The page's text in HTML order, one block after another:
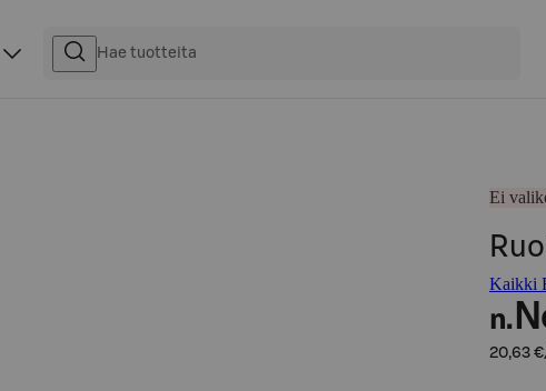
Ei
Kaikki
n.
20,63